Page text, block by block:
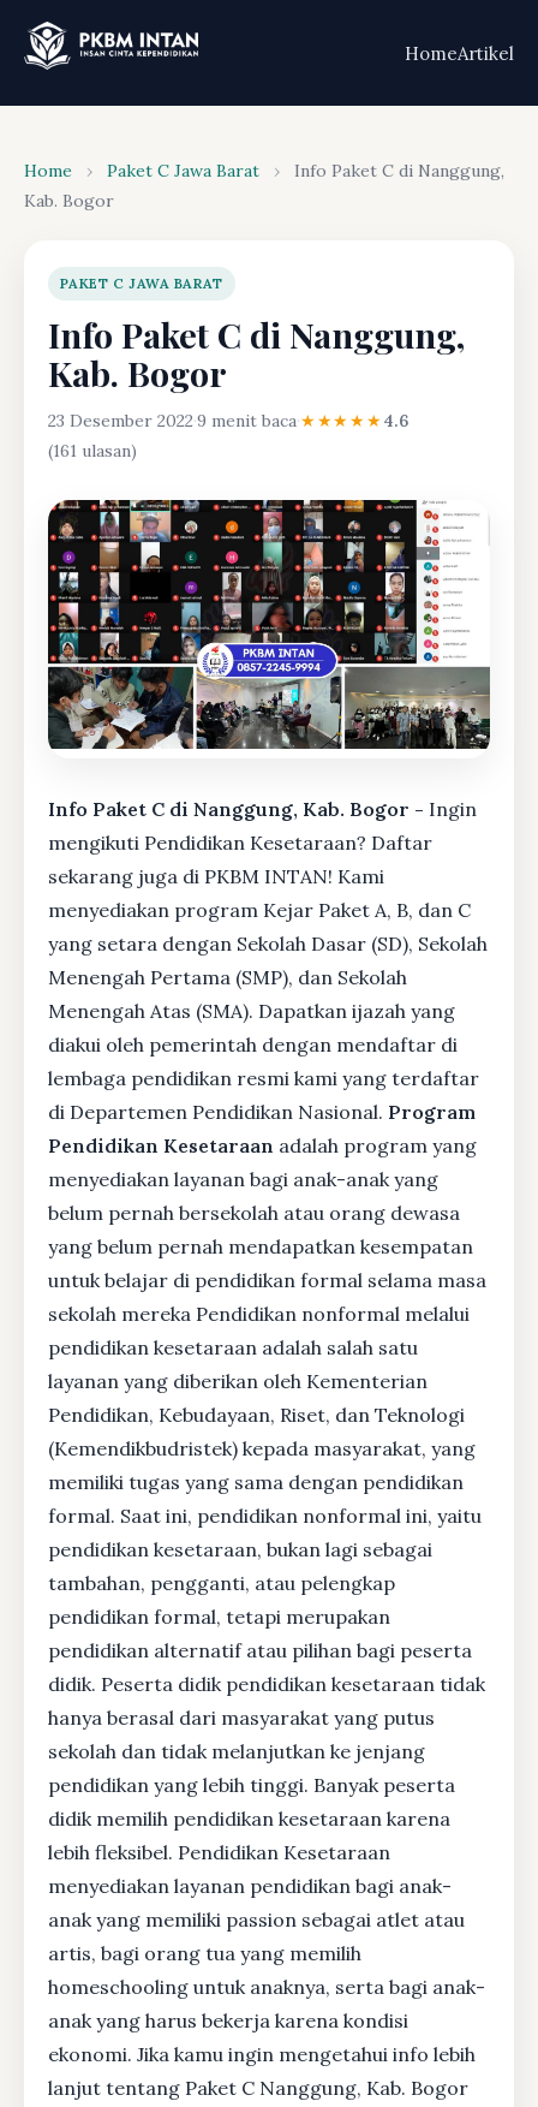
HomeArtikel
Home › Paket C Jawa Barat ›
Info Paket C di Nanggung,
Kab. Bogor
PAKET C JAWA BARAT
Info Paket C di Nanggung,
Kab. Bogor
23 Desember 2022·9 menit baca·★★★★★4.6
(161 ulasan)
Info Paket C di Nanggung, Kab. Bogor - Ingin
mengikuti Pendidikan Kesetaraan? Daftar
sekarang juga di PKBM INTAN! Kami
menyediakan program Kejar Paket A, B, dan C
yang setara dengan Sekolah Dasar (SD), Sekolah
Menengah Pertama (SMP), dan Sekolah
Menengah Atas (SMA). Dapatkan ijazah yang
diakui oleh pemerintah dengan mendaftar di
lembaga pendidikan resmi kami yang terdaftar
di Departemen Pendidikan Nasional. Program
Pendidikan Kesetaraan adalah program yang
menyediakan layanan bagi anak-anak yang
belum pernah bersekolah atau orang dewasa
yang belum pernah mendapatkan kesempatan
untuk belajar di pendidikan formal selama masa
sekolah mereka Pendidikan nonformal melalui
pendidikan kesetaraan adalah salah satu
layanan yang diberikan oleh Kementerian
Pendidikan, Kebudayaan, Riset, dan Teknologi
(Kemendikbudristek) kepada masyarakat, yang
memiliki tugas yang sama dengan pendidikan
formal. Saat ini, pendidikan nonformal ini, yaitu
pendidikan kesetaraan, bukan lagi sebagai
tambahan, pengganti, atau pelengkap
pendidikan formal, tetapi merupakan
pendidikan alternatif atau pilihan bagi peserta
didik. Peserta didik pendidikan kesetaraan tidak
hanya berasal dari masyarakat yang putus
sekolah dan tidak melanjutkan ke jenjang
pendidikan yang lebih tinggi. Banyak peserta
didik memilih pendidikan kesetaraan karena
lebih fleksibel. Pendidikan Kesetaraan
menyediakan layanan pendidikan bagi anak-
anak yang memiliki passion sebagai atlet atau
artis, bagi orang tua yang memilih
homeschooling untuk anaknya, serta bagi anak-
anak yang harus bekerja karena kondisi
ekonomi. Jika kamu ingin mengetahui info lebih
lanjut tentang Paket C Nanggung, Kab. Bogor